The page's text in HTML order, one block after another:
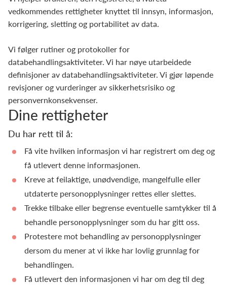
vedkommendes rettigheter knyttet til innsyn, informasjon,
korrigering, sletting og portabilitet av data.
Vi følger rutiner og protokoller for
databehandlingsaktiviteter. Vi har nøye utarbeidede
definisjoner av databehandlingsaktiviteter. Vi gjør løpende
revisjoner og vurderinger av sikkerhetsrisiko og
personvernkonsekvenser.
Dine rettigheter
Du har rett til å:
Få vite hvilken informasjon vi har registrert om deg og
få utlevert denne informasjonen.
Kreve at feilaktige, unødvendige, mangelfulle eller
utdaterte personopplysninger rettes eller slettes.
Trekke tilbake eller begrense eventuelle samtykker til å
behandle personopplysninger som du har gitt oss.
Protestere mot behandling av personopplysninger
dersom du mener at vi ikke har lovlig grunnlag for
behandlingen.
Få utlevert den informasjonen vi har om deg til deg